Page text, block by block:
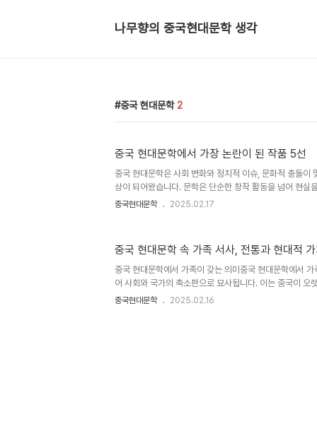
나무향의 중국현대문학 생각
중국 현대문학 2
중국 현대문학에서 가장 논란이 된 작품 5선
중국 현대문학은 사회 변화와 정치적 이슈, 문화적 충돌이
상이 되어왔습니다. 문학은 단순한 창작 활동을 넘어 현실
할을 하기 때문에, 특히 사회적으로 민감한 주제를 다루는
에 어떤 영향을 미쳤는지를 분석해보겠습니다. 중국 현대
기』 – 사회적 현실과 풍자의 충돌위화의 허삼관 매혈기는
히면서도 논란을..
중국현대문학 2025.02.17
중국 현대문학 속 가족 서사, 전통과 현대적
중국 현대문학에서 가족이 갖는 의미중국 현대문학에서
어 사회와 국가의 축소판으로 묘사됩니다. 이는 중국이 오
가족 중심의 사회 구조를 유지해 왔기 때문입니다. 그러나
인 가족 이념이 유지될 것인지, 아니면 새로운 가치관이 자
중국현대문학 2025.02.16